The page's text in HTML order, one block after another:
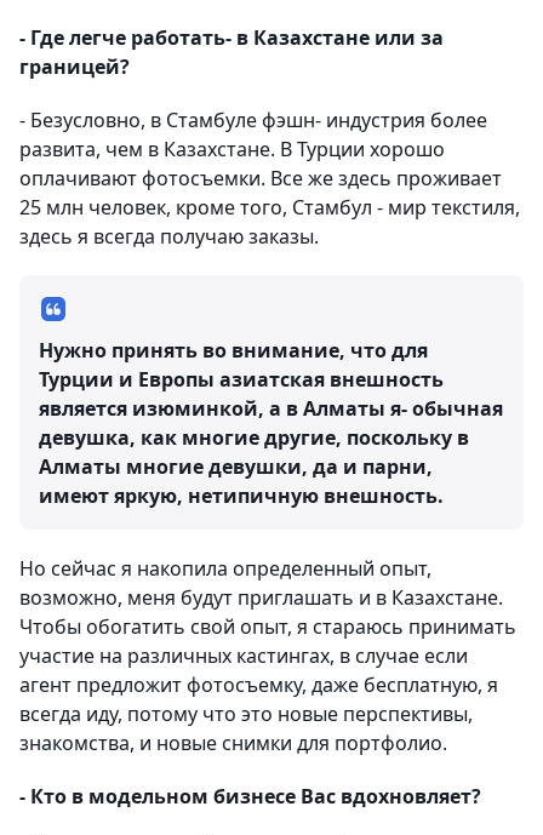
- Где легче работать- в Казахстане или за
границей?
- Безусловно, в Стамбуле фэшн- индустрия более
развита, чем в Казахстане. В Турции хорошо
оплачивают фотосъемки. Все же здесь проживает
25 млн человек, кроме того, Стамбул - мир текстиля,
здесь я всегда получаю заказы.
Нужно принять во внимание, что для
Турции и Европы азиатская внешность
является изюминкой, а в Алматы я- обычная
девушка, как многие другие, поскольку в
Алматы многие девушки, да и парни,
имеют яркую, нетипичную внешность.
Но сейчас я накопила определенный опыт,
возможно, меня будут приглашать и в Казахстане.
Чтобы обогатить свой опыт, я стараюсь принимать
участие на различных кастингах, в случае если
агент предложит фотосъемку, даже бесплатную, я
всегда иду, потому что это новые перспективы,
знакомства, и новые снимки для портфолио.
- Кто в модельном бизнесе Вас вдохновляет?